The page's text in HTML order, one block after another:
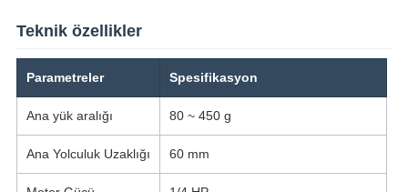
Teknik özellikler
Parametreler Spesifikasyon
Ana yük aralığı 80 ~ 450 g
Ana Yolculuk Uzaklığı 60 mm